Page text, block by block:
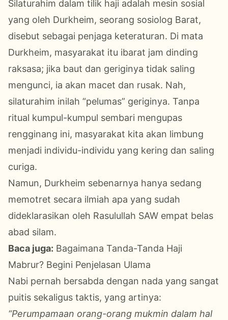
Silaturahim dalam tilik haji adalah mesin sosial
yang oleh Durkheim, seorang sosiolog Barat,
disebut sebagai penjaga keteraturan. Di mata
Durkheim, masyarakat itu ibarat jam dinding
raksasa; jika baut dan geriginya tidak saling
mengunci, ia akan macet dan rusak. Nah,
silaturahim inilah “pelumas” geriginya. Tanpa
ritual kumpul-kumpul sembari mengupas
rengginang ini, masyarakat kita akan limbung
menjadi individu-individu yang kering dan saling
curiga.
Namun, Durkheim sebenarnya hanya sedang
memotret secara ilmiah apa yang sudah
dideklarasikan oleh Rasulullah SAW empat belas
abad silam.
Baca juga: Bagaimana Tanda-Tanda Haji
Mabrur? Begini Penjelasan Ulama
Nabi pernah bersabda dengan nada yang sangat
puitis sekaligus taktis, yang artinya:
“Perumpamaan orang-orang mukmin dalam hal